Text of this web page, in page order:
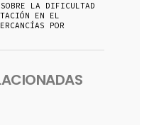
SOBRE LA DIFICULTAD
EN EL
POR